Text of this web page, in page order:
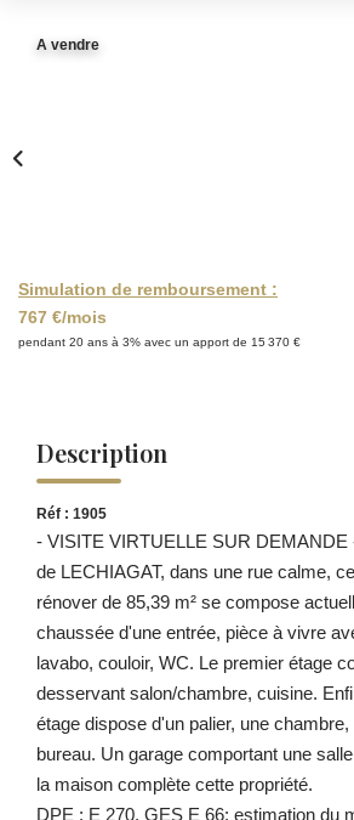
A vendre
Simulation de remboursement :
767 €/mois
pendant 20 ans à 3% avec un apport de 15 370 €
Description
Réf : 1905
- VISITE VIRTUELLE SUR DEMANDE
de LECHIAGAT, dans une rue calme,
rénover de 85,39 m² se compose
chaussée d'une entrée, pièce à vivre
lavabo, couloir, WC. Le premier étage
desservant salon/chambre, cuisine.
étage dispose d'un palier, une
bureau. Un garage comportant une
la maison complète cette propriété.
DPE : E 270, GES E 66; estimation du